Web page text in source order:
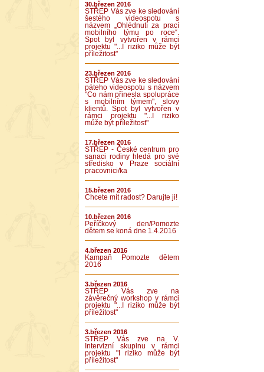
30.březen 2016
STŘEP Vás zve ke sledování
šestého videospotu s
názvem „Ohlédnutí za prací
mobilního týmu po roce“.
Spot byl vytvořen v rámci
projektu "...I riziko může být
příležitost"
23.březen 2016
STŘEP Vás zve ke sledování
páteho videospotu s názvem
"Co nám přinesla spolupráce
s mobilním týmem", slovy
klientů. Spot byl vytvořen v
rámci projektu "...I riziko
může být příležitost"
17.březen 2016
STŘEP - České centrum pro
sanaci rodiny hledá pro své
středisko v Praze sociální
pracovnici/ka
15.březen 2016
Chcete mít radost? Darujte ji!
10.březen 2016
Peříčkový den/Pomozte
dětem se koná dne 1.4.2016
4.březen 2016
Kampaň Pomozte dětem
2016
3.březen 2016
STŘEP Vás zve na
závěrečný workshop v rámci
projektu "...I riziko může být
příležitost"
3.březen 2016
STŘEP Vás zve na V.
Intervizní skupinu v rámci
projektu "I riziko může být
příležitost"